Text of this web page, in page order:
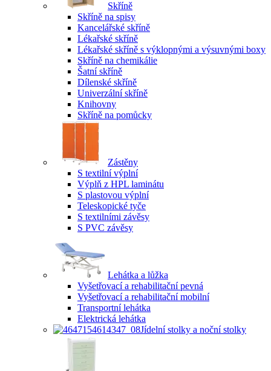
Skříně
Skříně na spisy
Kancelářské skříně
Lékařské skříně
Lékařské skříně s výklopnými a výsuvnými boxy
Skříně na chemikálie
Šatní skříně
Dílenské skříně
Univerzální skříně
Knihovny
Skříně na pomůcky
Zástěny
S textilní výplní
Výplň z HPL laminátu
S plastovou výplní
Teleskopické tyče
S textilními závěsy
S PVC závěsy
Lehátka a lůžka
Vyšetřovací a rehabilitační pevná
Vyšetřovací a rehabilitační mobilní
Transportní lehátka
Elektrická lehátka
Jídelní stolky a noční stolky